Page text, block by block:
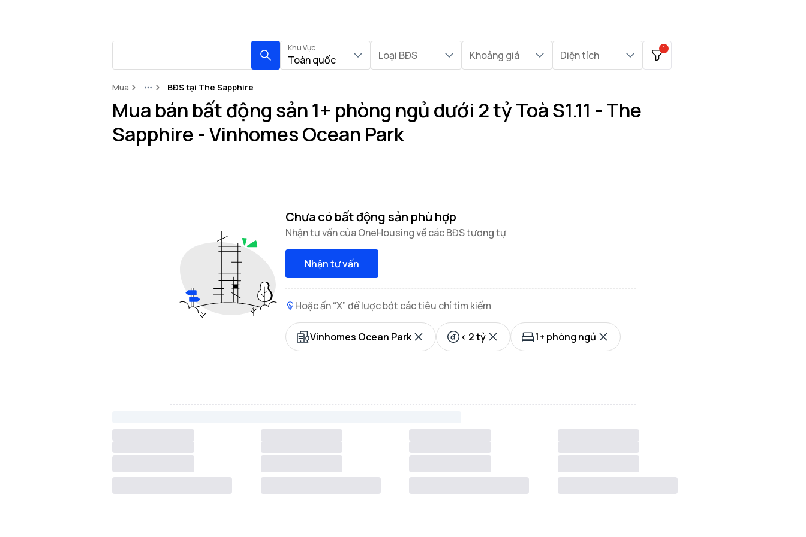
Khu Vực
Toàn quốc Loại BĐS Khoảng giá Diện tích
1
Mua MoreBĐS tại The Sapphire
Mua bán bất động sản 1+ phòng ngủ dưới 2 tỷ Toà S1.11 - The
Sapphire - Vinhomes Ocean Park
Chưa có bất động sản phù hợp
Nhận tư vấn của OneHousing về các BĐS tương tự
Nhận tư vấn
Hoặc ấn “X” để lược bớt các tiêu chí tìm kiếm
Vinhomes Ocean Park < 2 tỷ 1+ phòng ngủ